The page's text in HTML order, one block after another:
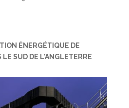
ÉNERGÉTIQUE DE
LE SUD DE L’ANGLETERRE